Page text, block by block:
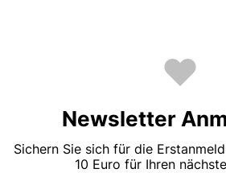
Newsletter
Sichern Sie sich für die
10 Euro für Ihren